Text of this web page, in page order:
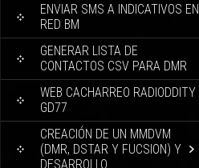
ENVIAR SMS A INDICATIVOS EN
RED BM
GENERAR LISTA DE
CONTACTOS CSV PARA DMR
WEB CACHARREO RADIODDITY
GD77
CREACIÓN DE UN MMDVM
(DMR, DSTAR Y FUCSION) Y
DESARROLLO